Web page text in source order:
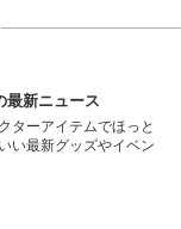
最新ニュース
ターアイテムでほっと
い最新グッズやイベン